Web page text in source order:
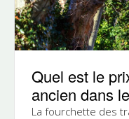
Quel est le
ancien dans
La fourchette des